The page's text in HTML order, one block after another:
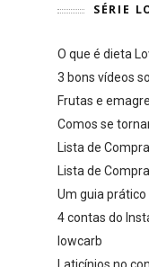
SÉRIE
O que é dieta
3 bons vídeos
Frutas e
Comos se
Lista de
Lista de
Um guia
4 contas do
lowcarb